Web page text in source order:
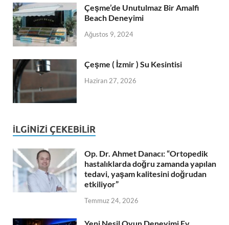
Çeşme’de Unutulmaz Bir Amalfi
Beach Deneyimi
Ağustos 9, 2024
Çeşme ( İzmir ) Su Kesintisi
Haziran 27, 2026
İLGINIZI ÇEKEBILIR
Op. Dr. Ahmet Danacı: “Ortopedik
hastalıklarda doğru zamanda yapılan
tedavi, yaşam kalitesini doğrudan
etkiliyor”
Temmuz 24, 2026